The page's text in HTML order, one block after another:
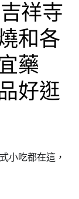
祥寺
和各
藥
好逛
小吃都在這，